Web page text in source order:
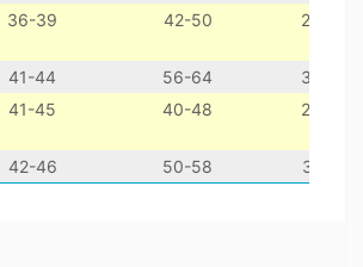
36-39 42-50 26-36
41-44 56-64
36-46
41-45 40-48 26-36
42-46 50-58 32-42